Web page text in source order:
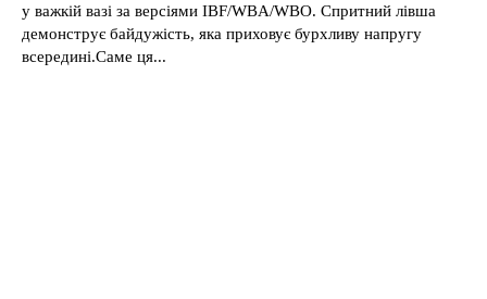
у важкій вазі за версіями IBF/WBA/WBO. Спритний лівша
демонструє байдужість, яка приховує бурхливу напругу
всередині.Саме ця...